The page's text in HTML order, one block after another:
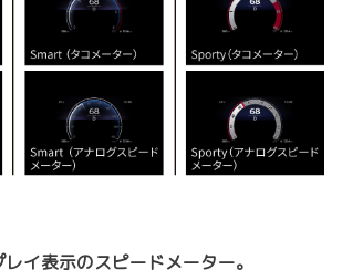
イ表示のスピードメーター。